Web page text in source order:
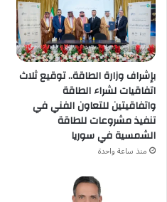
بإشراف وزارة الطاقة.. توقيع ثلاث
اتفاقيات لشراء الطاقة
واتفاقيتين للتعاون الفني في
تنفيذ مشروعات للطاقة
الشمسية في سوريا
منذ ساعة واحدة